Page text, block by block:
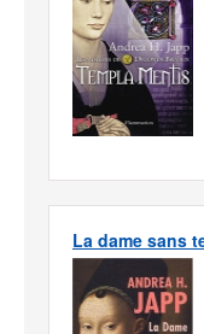
La dame sans